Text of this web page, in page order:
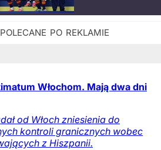
Włochom. Mają dwa dni
od Włoch zniesienia do
kontroli granicznych wobec
z Hiszpanii.